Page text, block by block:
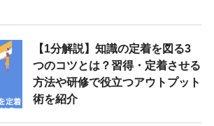
【1分解説】知識の定着を図る3
つのコツとは？習得・定着させる
方法や研修で役立つアウトプット
術を紹介